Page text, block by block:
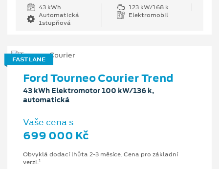
43 kWh
123 kW/168 k
Automatická
1stupňová
Elektromobil
FAST LANE
Ford Tourneo Courier Trend
43 kWh Elektromotor 100 kW/136 k,
automatická
Vaše cena s
699 000 Kč
Obvyklá dodací lhůta 2-3 měsíce. Cena pro základní
verzi.1